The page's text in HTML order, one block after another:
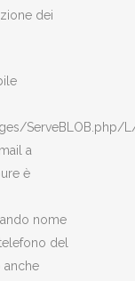
dei
ServeBLOB.php/
a
è
nome
del
anche